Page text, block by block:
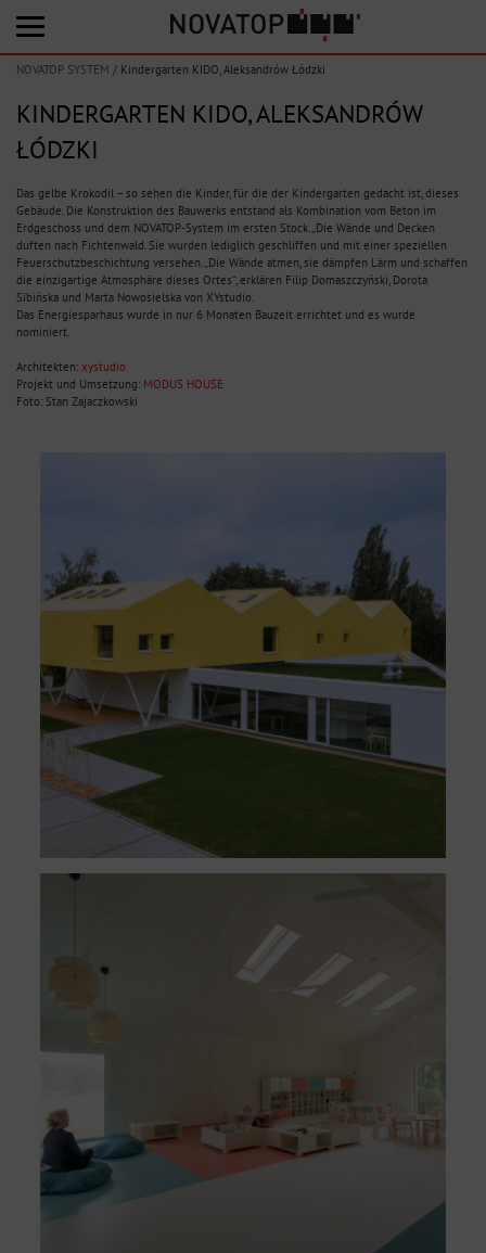
NOVATOP SYSTEM / Kindergarten KIDO, Aleksandrów Łódzki
KINDERGARTEN KIDO, ALEKSANDRÓW
ŁÓDZKI
Das gelbe Krokodil – so sehen die Kinder, für die der Kindergarten gedacht ist, dieses
Gebäude. Die Konstruktion des Bauwerks entstand als Kombination vom Beton im
Erdgeschoss und dem NOVATOP-System im ersten Stock. „Die Wände und Decken
duften nach Fichtenwald. Sie wurden lediglich geschliffen und mit einer speziellen
Feuerschutzbeschichtung versehen. „Die Wände atmen, sie dämpfen Lärm und schaffen
die einzigartige Atmosphäre dieses Ortes“, erklären Filip Domaszczyński, Dorota
Sibińska und Marta Nowosielska von XYstudio.
Das Energiesparhaus wurde in nur 6 Monaten Bauzeit errichtet und es wurde
nominiert.
Architekten: xystudio
Projekt und Umsetzung: MODUS HOUSE
Foto: Stan Zajaczkowski